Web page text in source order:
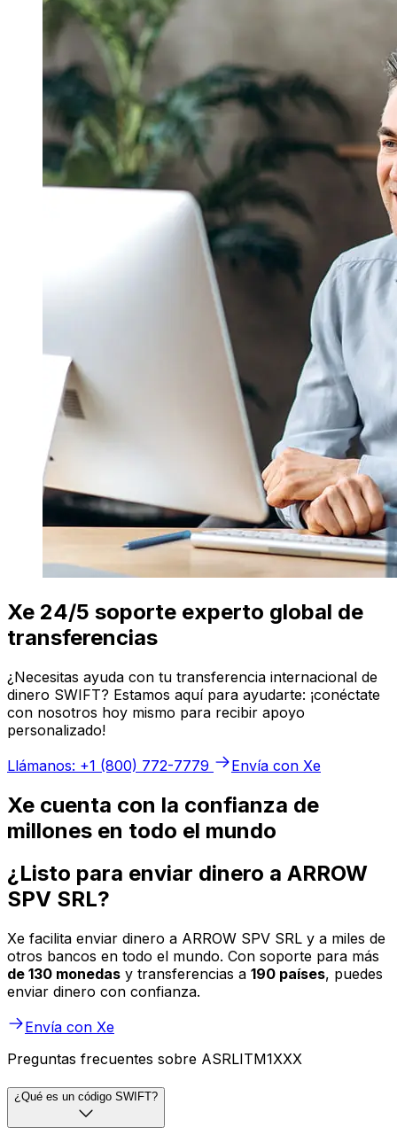
Xe 24/5 soporte experto global de
transferencias
¿Necesitas ayuda con tu transferencia internacional de
dinero SWIFT? Estamos aquí para ayudarte: ¡conéctate
con nosotros hoy mismo para recibir apoyo
personalizado!
Llámanos: +1 (800) 772-7779
Envía con Xe
Xe cuenta con la confianza de
millones en todo el mundo
¿Listo para enviar dinero a ARROW
SPV SRL?
Xe facilita enviar dinero a ARROW SPV SRL y a miles de
otros bancos en todo el mundo. Con soporte para más
de 130 monedas y transferencias a 190 países, puedes
enviar dinero con confianza.
Envía con Xe
Preguntas frecuentes sobre ASRLITM1XXX
¿Qué es un código SWIFT?